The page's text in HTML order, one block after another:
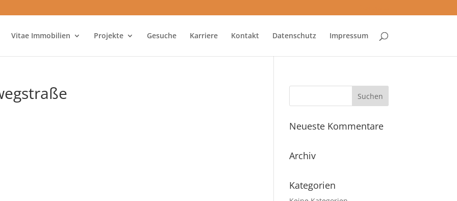
Vitae Immobilien Projekte Gesuche Karriere Kontakt Datenschutz Impressum
Neueste Kommentare
Archiv
Kategorien